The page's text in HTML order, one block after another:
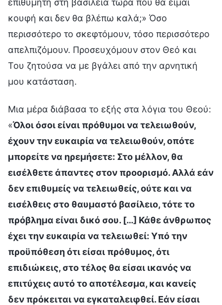
κουφή και δεν θα βλέπω καλά;» Όσο
περισσότερο το σκεφτόμουν, τόσο περισσότερο
απελπιζόμουν. Προσευχόμουν στον Θεό και
Του ζητούσα να με βγάλει από την αρνητική
μου κατάσταση.
Μια μέρα διάβασα το εξής στα λόγια του Θεού:
«Όλοι όσοι είναι πρόθυμοι να τελειωθούν,
έχουν την ευκαιρία να τελειωθούν, οπότε
μπορείτε να ηρεμήσετε: Στο μέλλον, θα
εισέλθετε άπαντες στον προορισμό. Αλλά εάν
δεν επιθυμείς να τελειωθείς, ούτε και να
εισέλθεις στο θαυμαστό βασίλειο, τότε το
πρόβλημα είναι δικό σου. […] Κάθε άνθρωπος
έχει την ευκαιρία να τελειωθεί: Υπό την
προϋπόθεση ότι είσαι πρόθυμος, ότι
επιδιώκεις, στο τέλος θα είσαι ικανός να
επιτύχεις αυτό το αποτέλεσμα, και κανείς
δεν πρόκειται να εγκαταλειφθεί. Εάν είσαι